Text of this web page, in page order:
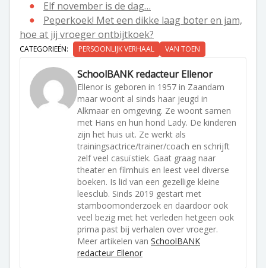
Elf november is de dag…
Peperkoek! Met een dikke laag boter en jam,
hoe at jij vroeger ontbijtkoek?
CATEGORIEËN: PERSOONLIJK VERHAAL VAN TOEN
SchoolBANK redacteur Ellenor
Ellenor is geboren in 1957 in Zaandam
maar woont al sinds haar jeugd in
Alkmaar en omgeving. Ze woont samen
met Hans en hun hond Lady. De kinderen
zijn het huis uit. Ze werkt als
trainingsactrice/trainer/coach en schrijft
zelf veel casuïstiek. Gaat graag naar
theater en filmhuis en leest veel diverse
boeken. Is lid van een gezellige kleine
leesclub. Sinds 2019 gestart met
stamboomonderzoek en daardoor ook
veel bezig met het verleden hetgeen ook
prima past bij verhalen over vroeger.
Meer artikelen van SchoolBANK
redacteur Ellenor